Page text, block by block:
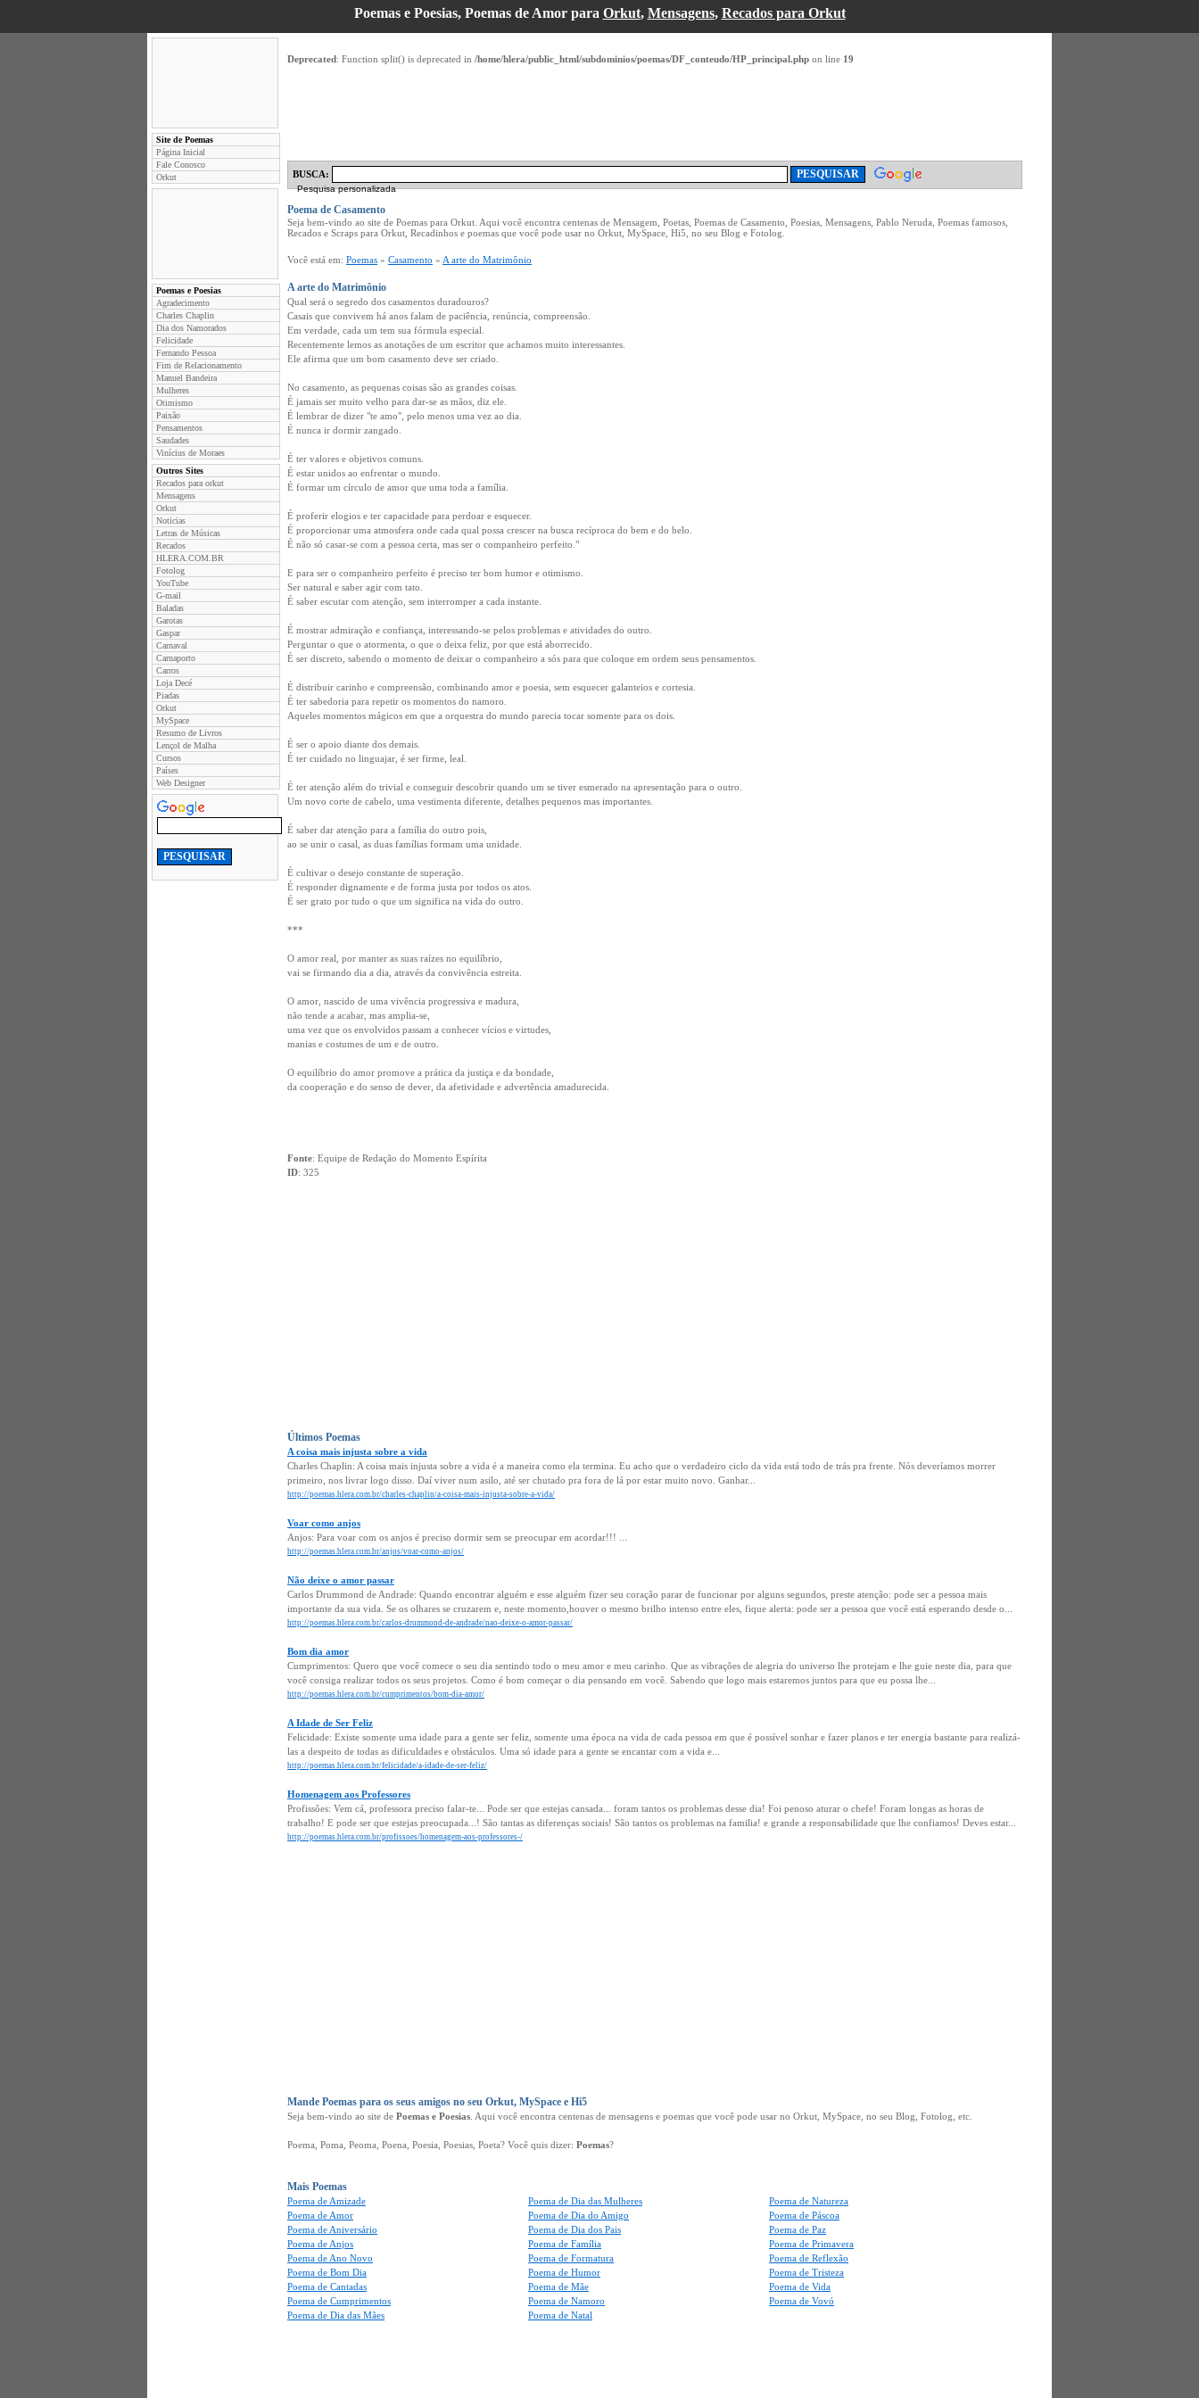
Poemas e Poesias, Poemas de Amor para Orkut, Mensagens, Recados para Orkut
Site de Poemas
Página Inicial
Fale Conosco
Orkut
Poemas e Poesias
Agradecimento
Charles Chaplin
Dia dos Namorados
Felicidade
Fernando Pessoa
Fim de Relacionamento
Manuel Bandeira
Mulheres
Otimismo
Paixão
Pensamentos
Saudades
Vinícius de Moraes
Outros Sites
Recados para orkut
Mensagens
Orkut
Noticias
Letras de Músicas
Recados
HLERA.COM.BR
Fotolog
YouTube
G-mail
Baladas
Garotas
Gaspar
Carnaval
Carnaporto
Carros
Loja Decé
Piadas
Orkut
MySpace
Resumo de Livros
Lençol de Malha
Cursos
Países
Web Designer
Deprecated: Function split() is deprecated in /home/hlera/public_html/subdominios/poemas/DF_conteudo/HP_principal.php on line 19
BUSCA:
Pesquisa personalizada
Poema de Casamento
Seja bem-vindo ao site de Poemas para Orkut. Aqui você encontra centenas de Mensagem, Poetas, Poemas de Casamento, Poesias, Mensagens, Pablo Neruda, Poemas famosos,
Recados e Scraps para Orkut, Recadinhos e poemas que você pode usar no Orkut, MySpace, Hi5, no seu Blog e Fotolog.
Você está em: Poemas » Casamento » A arte do Matrimônio
A arte do Matrimônio
Qual será o segredo dos casamentos duradouros?
Casais que convivem há anos falam de paciência, renúncia, compreensão.
Em verdade, cada um tem sua fórmula especial.
Recentemente lemos as anotações de um escritor que achamos muito interessantes.
Ele afirma que um bom casamento deve ser criado.
No casamento, as pequenas coisas são as grandes coisas.
É jamais ser muito velho para dar-se as mãos, diz ele.
É lembrar de dizer "te amo", pelo menos uma vez ao dia.
É nunca ir dormir zangado.
É ter valores e objetivos comuns.
É estar unidos ao enfrentar o mundo.
É formar um círculo de amor que uma toda a família.
É proferir elogios e ter capacidade para perdoar e esquecer.
É proporcionar uma atmosfera onde cada qual possa crescer na busca recíproca do bem e do belo.
É não só casar-se com a pessoa certa, mas ser o companheiro perfeito."
E para ser o companheiro perfeito é preciso ter bom humor e otimismo.
Ser natural e saber agir com tato.
É saber escutar com atenção, sem interromper a cada instante.
É mostrar admiração e confiança, interessando-se pelos problemas e atividades do outro.
Perguntar o que o atormenta, o que o deixa feliz, por que está aborrecido.
É ser discreto, sabendo o momento de deixar o companheiro a sós para que coloque em ordem seus pensamentos.
É distribuir carinho e compreensão, combinando amor e poesia, sem esquecer galanteios e cortesia.
É ter sabedoria para repetir os momentos do namoro.
Aqueles momentos mágicos em que a orquestra do mundo parecia tocar somente para os dois.
É ser o apoio diante dos demais.
É ter cuidado no linguajar, é ser firme, leal.
É ter atenção além do trivial e conseguir descobrir quando um se tiver esmerado na apresentação para o outro.
Um novo corte de cabelo, uma vestimenta diferente, detalhes pequenos mas importantes.
É saber dar atenção para a família do outro pois,
ao se unir o casal, as duas famílias formam uma unidade.
É cultivar o desejo constante de superação.
É responder dignamente e de forma justa por todos os atos.
É ser grato por tudo o que um significa na vida do outro.
***
O amor real, por manter as suas raízes no equilíbrio,
vai se firmando dia a dia, através da convivência estreita.
O amor, nascido de uma vivência progressiva e madura,
não tende a acabar, mas amplia-se,
uma vez que os envolvidos passam a conhecer vícios e virtudes,
manias e costumes de um e de outro.
O equilíbrio do amor promove a prática da justiça e da bondade,
da cooperação e do senso de dever, da afetividade e advertência amadurecida.
Fonte: Equipe de Redação do Momento Espírita
ID: 325
Últimos Poemas
A coisa mais injusta sobre a vida
Charles Chaplin: A coisa mais injusta sobre a vida é a maneira como ela termina. Eu acho que o verdadeiro ciclo da vida está todo de trás pra frente. Nós deveríamos morrer
primeiro, nos livrar logo disso. Daí viver num asilo, até ser chutado pra fora de lá por estar muito novo. Ganhar...
http://poemas.hlera.com.br/charles-chaplin/a-coisa-mais-injusta-sobre-a-vida/
Voar como anjos
Anjos: Para voar com os anjos é preciso dormir sem se preocupar em acordar!!! ...
http://poemas.hlera.com.br/anjos/voar-como-anjos/
Não deixe o amor passar
Carlos Drummond de Andrade: Quando encontrar alguém e esse alguém fizer seu coração parar de funcionar por alguns segundos, preste atenção: pode ser a pessoa mais
importante da sua vida. Se os olhares se cruzarem e, neste momento,houver o mesmo brilho intenso entre eles, fique alerta: pode ser a pessoa que você está esperando desde o...
http://poemas.hlera.com.br/carlos-drummond-de-andrade/nao-deixe-o-amor-passar/
Bom dia amor
Cumprimentos: Quero que você comece o seu dia sentindo todo o meu amor e meu carinho. Que as vibrações de alegria do universo lhe protejam e lhe guie neste dia, para que
você consiga realizar todos os seus projetos. Como é bom começar o dia pensando em você. Sabendo que logo mais estaremos juntos para que eu possa lhe...
http://poemas.hlera.com.br/cumprimentos/bom-dia-amor/
A Idade de Ser Feliz
Felicidade: Existe somente uma idade para a gente ser feliz, somente uma época na vida de cada pessoa em que é possível sonhar e fazer planos e ter energia bastante para realizá-
las a despeito de todas as dificuldades e obstáculos. Uma só idade para a gente se encantar com a vida e...
http://poemas.hlera.com.br/felicidade/a-idade-de-ser-feliz/
Homenagem aos Professores
Profissões: Vem cá, professora preciso falar-te... Pode ser que estejas cansada... foram tantos os problemas desse dia! Foi penoso aturar o chefe! Foram longas as horas de
trabalho! E pode ser que estejas preocupada...! São tantas as diferenças sociais! São tantos os problemas na familia! e grande a responsabilidade que lhe confiamos! Deves estar...
http://poemas.hlera.com.br/profissoes/homenagem-aos-professores-/
Mande Poemas para os seus amigos no seu Orkut, MySpace e Hi5
Seja bem-vindo ao site de Poemas e Poesias . Aqui você encontra centenas de mensagens e poemas que você pode usar no Orkut, MySpace, no seu Blog, Fotolog, etc.
Poema, Poma, Peoma, Poena, Poesia, Poesias, Poeta? Você quis dizer: Poemas?
Mais Poemas
Poema de Amizade
Poema de Amor
Poema de Aniversário
Poema de Anjos
Poema de Ano Novo
Poema de Bom Dia
Poema de Cantadas
Poema de Cumprimentos
Poema de Dia das Mães
Poema de Dia das Mulheres
Poema de Dia do Amigo
Poema de Dia dos Pais
Poema de Família
Poema de Formatura
Poema de Humor
Poema de Mãe
Poema de Namoro
Poema de Natal
Poema de Natureza
Poema de Páscoa
Poema de Paz
Poema de Primavera
Poema de Reflexão
Poema de Tristeza
Poema de Vida
Poema de Vovó